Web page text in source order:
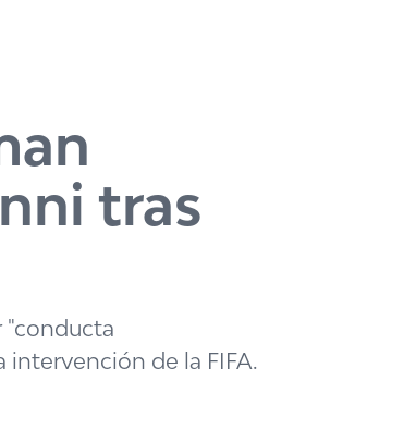
tras
"conducta
de la FIFA.